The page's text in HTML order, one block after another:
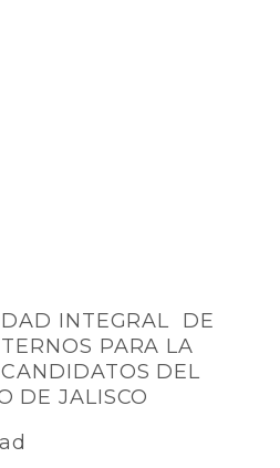
INTEGRAL DE
PARA LA
DEL
DE JALISCO